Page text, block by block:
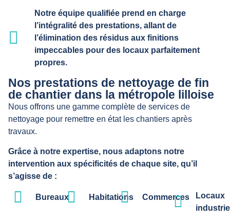
Notre équipe qualifiée prend en charge
l’intégralité des prestations, allant de
l’élimination des résidus aux finitions
impeccables pour des locaux parfaitement
propres.
Nos prestations de nettoyage de fin
de chantier dans la métropole lilloise
Nous offrons une gamme complète de services de
nettoyage pour remettre en état les chantiers après
travaux.
Grâce à notre expertise, nous adaptons notre
intervention aux spécificités de chaque site, qu’il
s’agisse de :
Bureaux Habitations Commerces
Locaux